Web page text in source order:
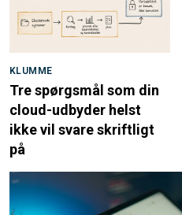
KLUMME
Tre spørgsmål som din
cloud-udbyder helst
ikke vil svare skriftligt
på